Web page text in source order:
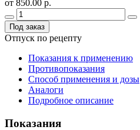
от 850.00 р.
Под заказ
Отпуск по рецепту
Показания к применению
Противопоказания
Способ применения и дозы
Аналоги
Подробное описание
Показания